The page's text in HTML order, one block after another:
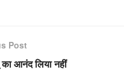
Post
आनंद लिया नहीं